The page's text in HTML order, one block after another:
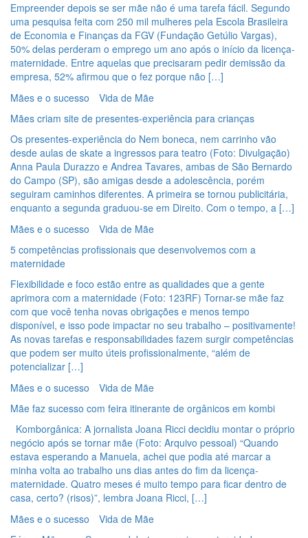
Empreender depois se ser mãe não é uma tarefa fácil. Segundo
uma pesquisa feita com 250 mil mulheres pela Escola Brasileira
de Economia e Finanças da FGV (Fundação Getúlio Vargas),
50% delas perderam o emprego um ano após o início da licença-
maternidade. Entre aquelas que precisaram pedir demissão da
empresa, 52% afirmou que o fez porque não […]
Mães e o sucesso
Vida de Mãe
Mães criam site de presentes-experiência para crianças
Os presentes-experiência do Nem boneca, nem carrinho vão
desde aulas de skate a ingressos para teatro (Foto: Divulgação)
Anna Paula Durazzo e Andrea Tavares, ambas de São Bernardo
do Campo (SP), são amigas desde a adolescência, porém
seguiram caminhos diferentes. A primeira se tornou publicitária,
enquanto a segunda graduou-se em Direito. Com o tempo, a […]
Mães e o sucesso
Vida de Mãe
5 competências profissionais que desenvolvemos com a
maternidade
Flexibilidade e foco estão entre as qualidades que a gente
aprimora com a maternidade (Foto: 123RF) Tornar-se mãe faz
com que você tenha novas obrigações e menos tempo
disponível, e isso pode impactar no seu trabalho – positivamente!
As novas tarefas e responsabilidades fazem surgir competências
que podem ser muito úteis profissionalmente, “além de
potencializar […]
Mães e o sucesso
Vida de Mãe
Mãe faz sucesso com feira itinerante de orgânicos em kombi
Komborgânica: A jornalista Joana Ricci decidiu montar o próprio
negócio após se tornar mãe (Foto: Arquivo pessoal) “Quando
estava esperando a Manuela, achei que podia até marcar a
minha volta ao trabalho uns dias antes do fim da licença-
maternidade. Quatro meses é muito tempo para ficar dentro de
casa, certo? (risos)”, lembra Joana Ricci, […]
Mães e o sucesso
Vida de Mãe